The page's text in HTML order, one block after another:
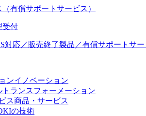
有償サポートサービス）
受付
対応／販売終了製品／有償サポートサ
イノベーション
トランスフォーメーション
商品・サービス
の技術